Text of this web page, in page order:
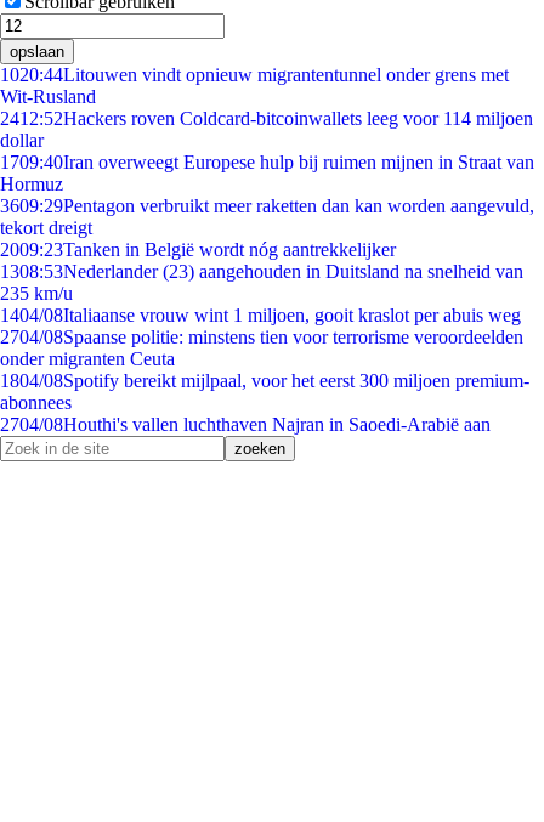
opslaan
1020:44Litouwen vindt opnieuw migrantentunnel onder grens met
Wit-Rusland
2412:52Hackers roven Coldcard-bitcoinwallets leeg voor 114 miljoen
dollar
1709:40Iran overweegt Europese hulp bij ruimen mijnen in Straat van
Hormuz
3609:29Pentagon verbruikt meer raketten dan kan worden aangevuld,
tekort dreigt
2009:23Tanken in België wordt nóg aantrekkelijker
1308:53Nederlander (23) aangehouden in Duitsland na snelheid van
235 km/u
1404/08Italiaanse vrouw wint 1 miljoen, gooit kraslot per abuis weg
2704/08Spaanse politie: minstens tien voor terrorisme veroordeelden
onder migranten Ceuta
1804/08Spotify bereikt mijlpaal, voor het eerst 300 miljoen premium-
abonnees
2704/08Houthi's vallen luchthaven Najran in Saoedi-Arabië aan